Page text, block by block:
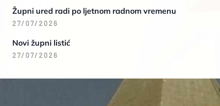
Župni ured radi po ljetnom radnom vremenu
27/07/2026
Novi župni listić
27/07/2026